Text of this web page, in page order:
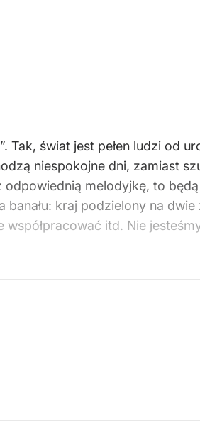
świat jest pełen ludzi od
niespokojne dni, zamiast
melodyjkę, to
kraj podzielony na dwie
itd. Nie